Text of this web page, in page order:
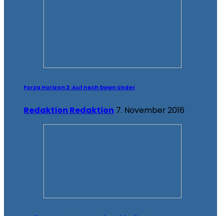
Forza Horizon 3: Auf nach Down Under
Redaktion Redaktion 7. November 2016